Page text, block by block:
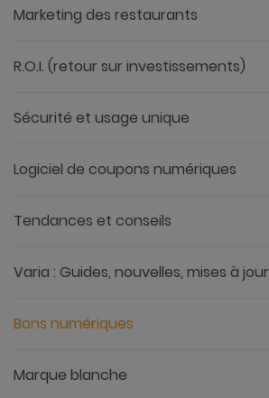
Marketing des restaurants
R.O.I. (retour sur investissements)
Sécurité et usage unique
Logiciel de coupons numériques
Tendances et conseils
Varia : Guides, nouvelles, mises à jour
Bons numériques
Marque blanche